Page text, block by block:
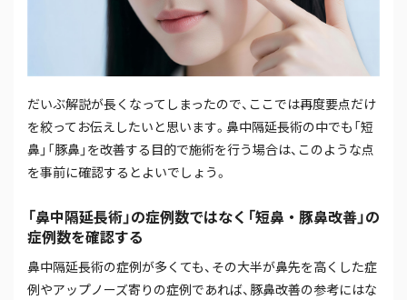
だいぶ解説が長くなってしまったので、ここでは再度要点だけ
を絞ってお伝えしたいと思います。鼻中隔延長術の中でも「短
鼻」「豚鼻」を改善する目的で施術を行う場合は、このような点
を事前に確認するとよいでしょう。
「鼻中隔延長術」の症例数ではなく「短鼻・豚鼻改善」の
症例数を確認する
鼻中隔延長術の症例が多くても、その大半が鼻先を高くした症
例やアップノーズ寄りの症例であれば、豚鼻改善の参考にはな